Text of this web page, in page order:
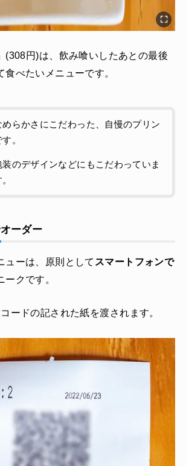
(308円)は、飲み喰いしたあとの最後
食べたいメニューです。
めらかさにこだわった、自慢のプリン
。
装のデザインなどにもこだわっていま
ーダー
ューは、原則として スマートフォンで
クです。
ードの記された紙を渡されます。